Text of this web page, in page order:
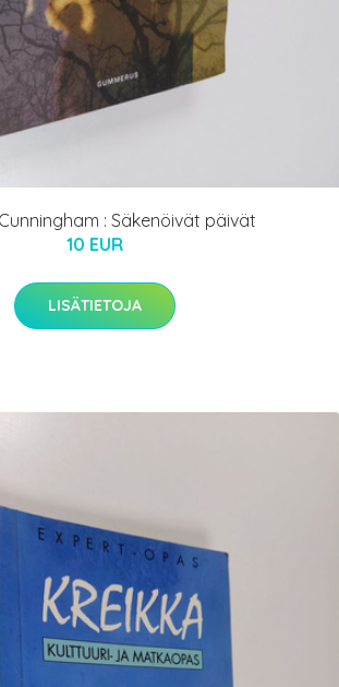
: Säkenöivät päivät
10 EUR
LISÄTIETOJA